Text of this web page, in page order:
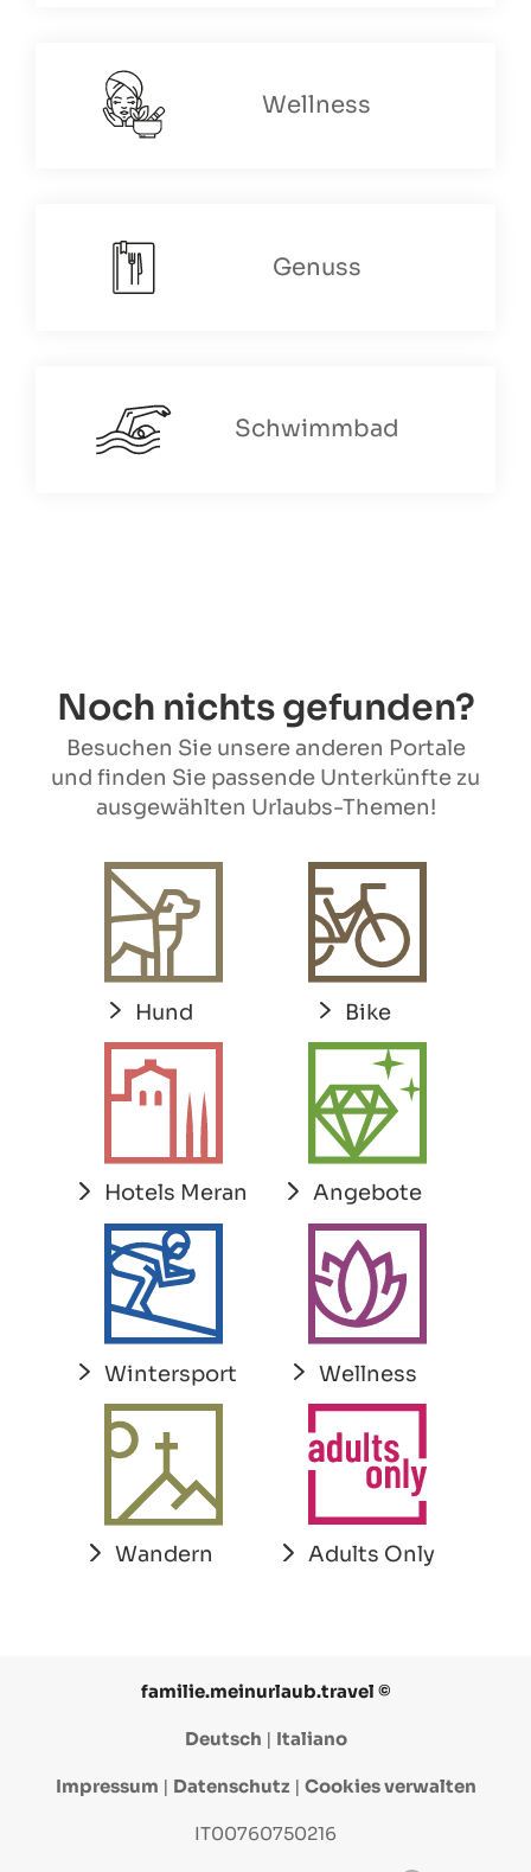
Wellness
Genuss
Schwimmbad
Noch nichts gefunden?
Besuchen Sie unsere anderen Portale
und finden Sie passende Unterkünfte zu
ausgewählten Urlaubs-Themen!
Hund Bike
Hotels Meran Angebote
Wintersport Wellness
Wandern Adults Only
familie.meinurlaub.travel ©
Deutsch | Italiano
Impressum | Datenschutz | Cookies verwalten
IT00760750216